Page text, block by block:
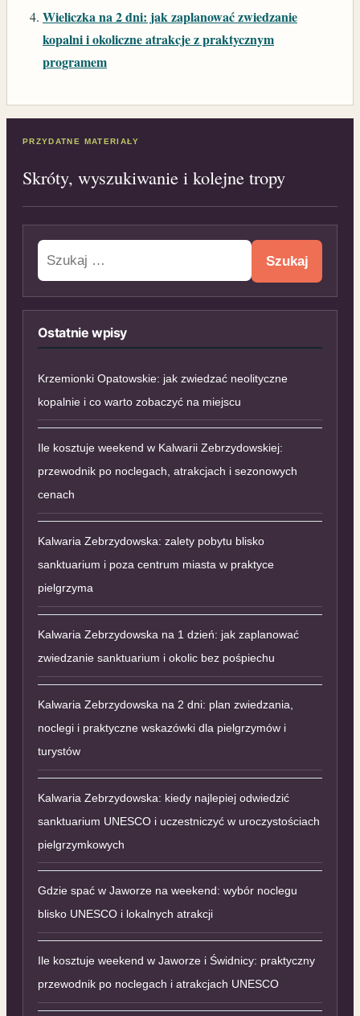
Wieliczka na 2 dni: jak zaplanować zwiedzanie
kopalni i okoliczne atrakcje z praktycznym
programem
PRZYDATNE MATERIAŁY
Skróty, wyszukiwanie i kolejne tropy
Szukaj:
Ostatnie wpisy
Krzemionki Opatowskie: jak zwiedzać neolityczne
kopalnie i co warto zobaczyć na miejscu
Ile kosztuje weekend w Kalwarii Zebrzydowskiej:
przewodnik po noclegach, atrakcjach i sezonowych
cenach
Kalwaria Zebrzydowska: zalety pobytu blisko
sanktuarium i poza centrum miasta w praktyce
pielgrzyma
Kalwaria Zebrzydowska na 1 dzień: jak zaplanować
zwiedzanie sanktuarium i okolic bez pośpiechu
Kalwaria Zebrzydowska na 2 dni: plan zwiedzania,
noclegi i praktyczne wskazówki dla pielgrzymów i
turystów
Kalwaria Zebrzydowska: kiedy najlepiej odwiedzić
sanktuarium UNESCO i uczestniczyć w uroczystościach
pielgrzymkowych
Gdzie spać w Jaworze na weekend: wybór noclegu
blisko UNESCO i lokalnych atrakcji
Ile kosztuje weekend w Jaworze i Świdnicy: praktyczny
przewodnik po noclegach i atrakcjach UNESCO